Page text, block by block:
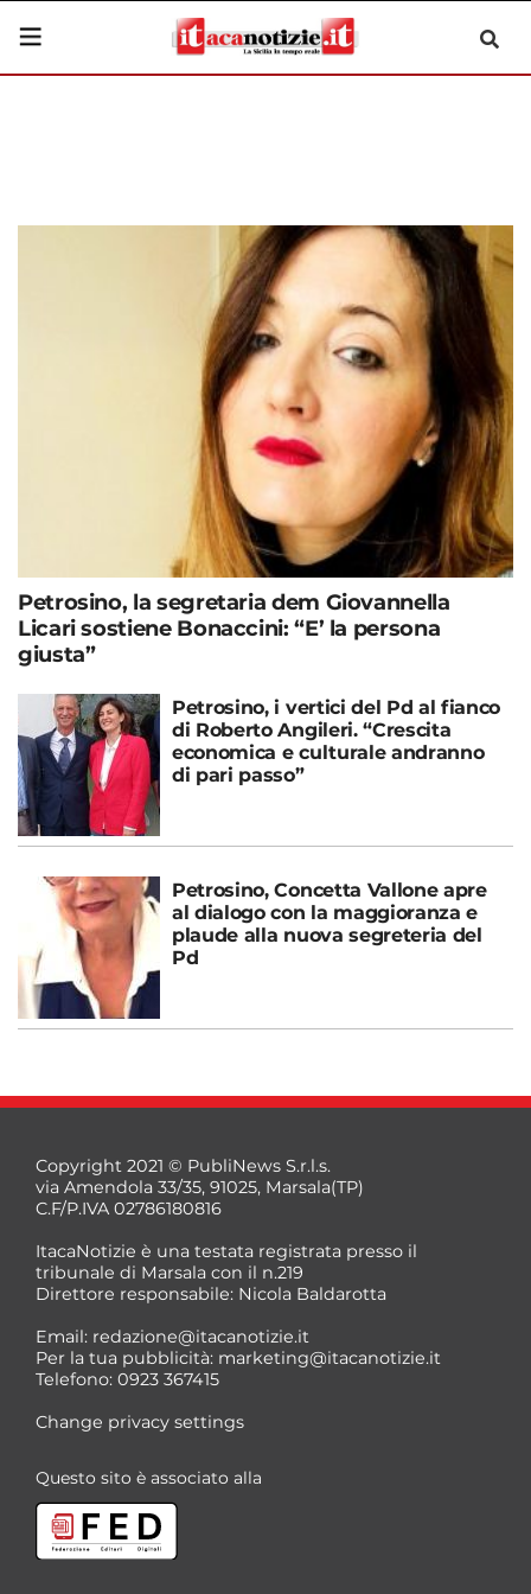
Petrosino, la segretaria dem Giovannella
Licari sostiene Bonaccini: “E’ la persona
giusta”
Petrosino, i vertici del Pd al fianco
di Roberto Angileri. “Crescita
economica e culturale andranno
di pari passo”
Petrosino, Concetta Vallone apre
al dialogo con la maggioranza e
plaude alla nuova segreteria del
Pd
Copyright 2021 © PubliNews S.r.l.s.
via Amendola 33/35, 91025, Marsala(TP)
C.F/P.IVA 02786180816
ItacaNotizie è una testata registrata presso il
tribunale di Marsala con il n.219
Direttore responsabile: Nicola Baldarotta
Email: redazione@itacanotizie.it
Per la tua pubblicità: marketing@itacanotizie.it
Telefono: 0923 367415
Change privacy settings
Questo sito è associato alla